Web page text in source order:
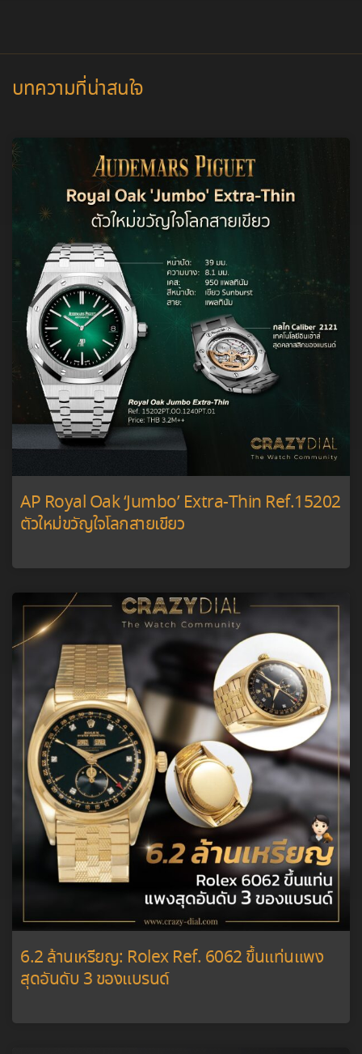
บทความที่น่าสนใจ
AP Royal Oak ‘Jumbo’ Extra-Thin Ref.15202
ตัวใหม่ขวัญใจโลกสายเขียว
6.2 ล้านเหรียญ: Rolex Ref. 6062 ขึ้นแท่นแพง
สุดอันดับ 3 ของแบรนด์